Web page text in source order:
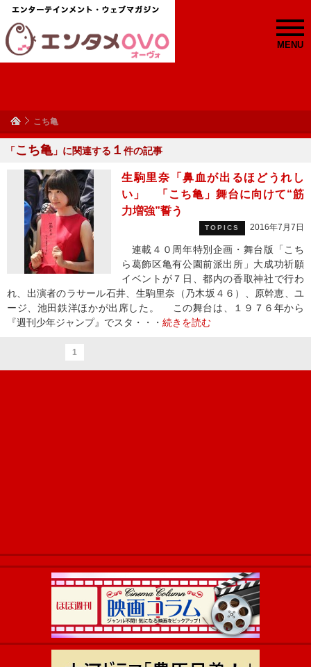
MENU
こち亀
「こち亀」に関連する １ 件の記事
生駒里奈「鼻血が出るほどうれし
い」 「こち亀」舞台に向けて“筋
力増強”誓う
TOPICS 2016年7月7日
連載４０周年特別企画・舞台版「こち
ら葛飾区亀有公園前派出所」大成功祈願
イベントが７日、都内の香取神社で行わ
れ、出演者のラサール石井、生駒里奈（乃木坂４６）、原幹恵、ユ
ージ、池田鉄洋ほかが出席した。 この舞台は、１９７６年から
『週刊少年ジャンプ』でスタ・・・ 続きを読む
1